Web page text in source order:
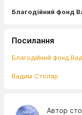
Благодійний фонд
Посилання
Благодійний фонд
Вадим Столар
Автор